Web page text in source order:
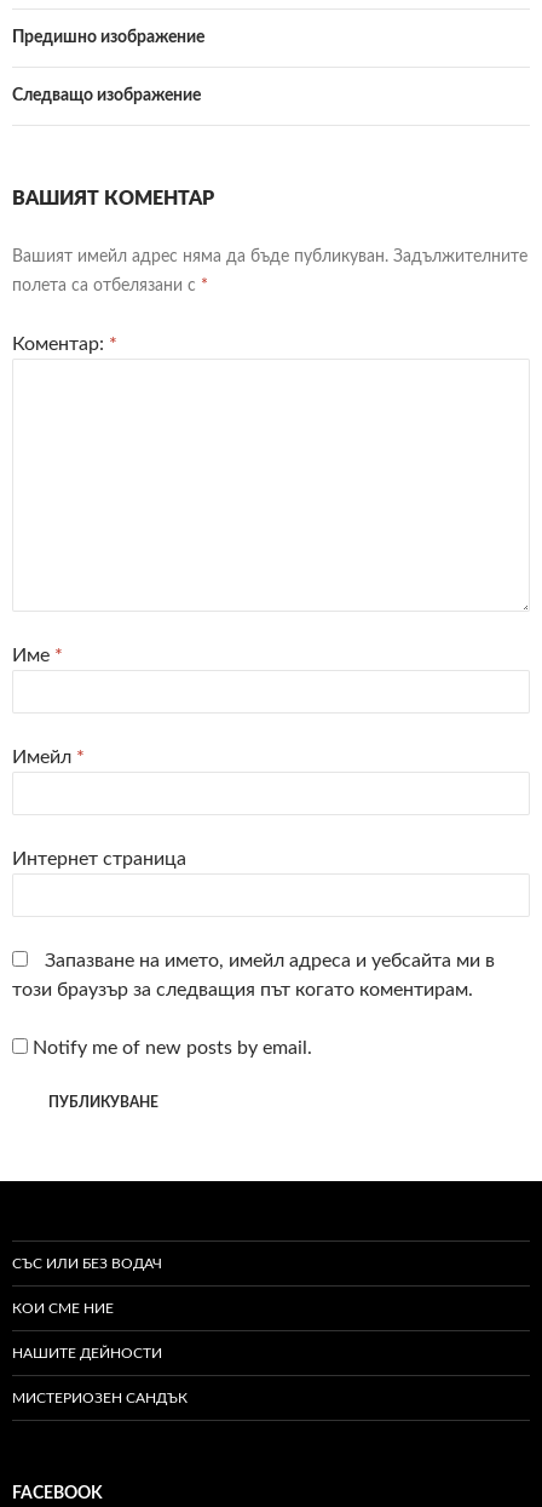
Предишно изображение
Следващо изображение
ВАШИЯТ КОМЕНТАР
Вашият имейл адрес няма да бъде публикуван. Задължителните
полета са отбелязани с *
Коментар: *
Име *
Имейл *
Интернет страница
Запазване на името, имейл адреса и уебсайта ми в
този браузър за следващия път когато коментирам.
Notify me of new posts by email.
СЪС ИЛИ БЕЗ ВОДАЧ
КОИ СМЕ НИЕ
НАШИТЕ ДЕЙНОСТИ
МИСТЕРИОЗЕН САНДЪК
FACEBOOK